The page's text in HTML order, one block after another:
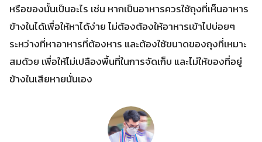
หรือของนั้นเป็นอะไร เช่น หากเป็นอาหารควรใช้ถุงที่เห็นอาหาร
ข้างในได้เพื่อให้หาได้ง่าย ไม่ต้องต้องให้อาหารเข้าไปบ่อยๆ
ระหว่างที่หาอาหารที่ต้องหาร และต้องใช้ขนาดของถุงที่เหมาะ
สมด้วย เพื่อให้ไม่เปลืองพื้นที่ในการจัดเก็บ และไม่ให้ของที่อยู่
ข้างในเสียหายนั่นเอง